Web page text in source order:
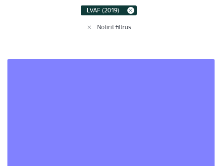
LVAF (2019)
Notīrīt filtrus